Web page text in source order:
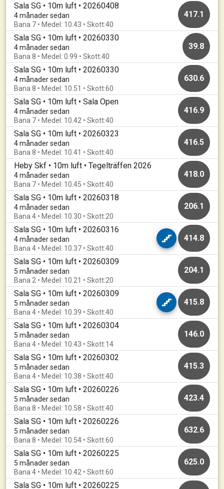
Sala SG • 10m luft • 20260408
4 månader sedan
Bana 7 • Medel: 10.43 • Skott:40
417.1
Sala SG • 10m luft • 20260330
4 månader sedan
Bana 8 • Medel: 0.99 • Skott:40
39.8
Sala SG • 10m luft • 20260330
4 månader sedan
Bana 8 • Medel: 10.51 • Skott:60
630.6
Sala SG • 10m luft • Sala Open
4 månader sedan
Bana 7 • Medel: 10.42 • Skott:40
416.9
Sala SG • 10m luft • 20260323
4 månader sedan
Bana 8 • Medel: 10.41 • Skott:40
416.5
Heby Skf • 10m luft • Tegelträffen 2026
4 månader sedan
Bana 7 • Medel: 10.45 • Skott:40
418.0
Sala SG • 10m luft • 20260318
4 månader sedan
Bana 4 • Medel: 10.30 • Skott:20
206.1
Sala SG • 10m luft • 20260316
4 månader sedan
Bana 4 • Medel: 10.37 • Skott:40
414.8
Sala SG • 10m luft • 20260309
5 månader sedan
Bana 2 • Medel: 10.21 • Skott:20
204.1
Sala SG • 10m luft • 20260309
5 månader sedan
Bana 4 • Medel: 10.39 • Skott:40
415.8
Sala SG • 10m luft • 20260304
5 månader sedan
Bana 4 • Medel: 10.43 • Skott:14
146.0
Sala SG • 10m luft • 20260302
5 månader sedan
Bana 4 • Medel: 10.38 • Skott:40
415.3
Sala SG • 10m luft • 20260226
5 månader sedan
Bana 8 • Medel: 10.58 • Skott:40
423.4
Sala SG • 10m luft • 20260226
5 månader sedan
Bana 8 • Medel: 10.54 • Skott:60
632.6
Sala SG • 10m luft • 20260225
5 månader sedan
Bana 4 • Medel: 10.42 • Skott:60
625.0
Sala SG • 10m luft • 20260225